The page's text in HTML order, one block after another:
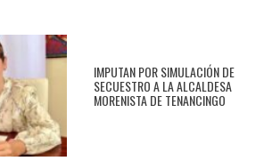
IMPUTAN POR SIMULACIÓN DE
SECUESTRO A LA ALCALDESA
MORENISTA DE TENANCINGO